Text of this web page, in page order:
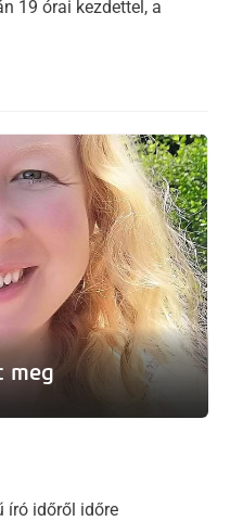
19 órai kezdettel, a
meg
író időről időre